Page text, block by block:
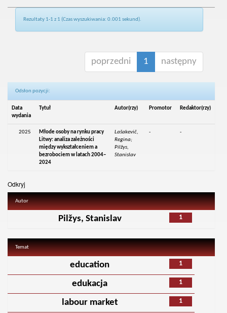
Rezultaty 1-1 z 1 (Czas wyszukiwania: 0.001 sekund).
poprzedni 1 następny
Odsłon pozycji:
Data
wydania
Tytuł Autor(rzy) Promotor Redaktor(rzy)
2025
Młode osoby na rynku pracy
Litwy: analiza zależności
między wykształceniem a
bezrobociem w latach 2004–
2024
Lašakevič,
Regina;
Pilžys,
Stanislav
- -
Odkryj
Autor
1
Pilžys, Stanislav
Temat
1
education
1
edukacja
1
labour market